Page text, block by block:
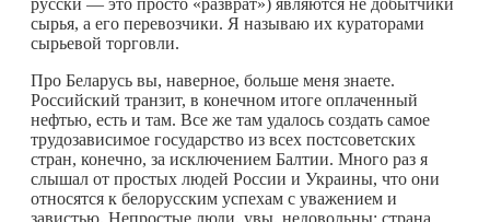
сырья, а его перевозчики. Я называю их кураторами
сырьевой торговли.
Про Беларусь вы, наверное, больше меня знаете.
Российский транзит, в конечном итоге оплаченный
нефтью, есть и там. Все же там удалось создать самое
трудозависимое государство из всех постсоветских
стран, конечно, за исключением Балтии. Много раз я
слышал от простых людей России и Украины, что они
относятся к белорусским успехам с уважением и
завистью. Непростые люди, увы, недовольны: страна